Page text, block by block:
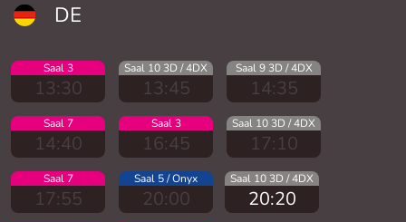
DE
Saal 3
13:30
Saal 10 3D / 4DX
13:45
Saal 9 3D / 4DX
14:35
Saal 7
14:40
Saal 3
16:45
Saal 10 3D / 4DX
17:10
Saal 7
17:55
Saal 5 / Onyx
20:00
Saal 10 3D / 4DX
20:20